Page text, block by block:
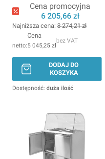
230V/600W,
1360x700x(H)910mm
ARKTIC
Cena promocyjna
6 205,66 zł
Najniższa cena: 8 274,21 zł
Cena
5 045,25 zł
bez VAT
DODAJ DO
KOSZYKA
Dostępność: duża ilość